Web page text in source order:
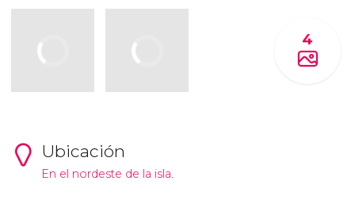
4
Ubicación
En el nordeste de la isla.